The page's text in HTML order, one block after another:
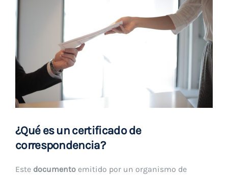
¿Qué es un certificado de
correspondencia?
Este documento emitido por un organismo de